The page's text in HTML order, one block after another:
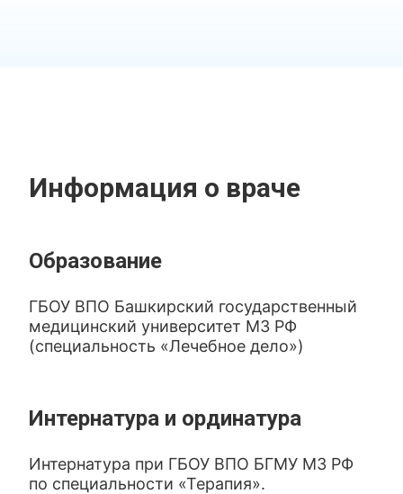
Информация о враче
Образование
ГБОУ ВПО Башкирский государственный
медицинский университет МЗ РФ
(специальность «Лечебное дело»)
Интернатура и ординатура
Интернатура при ГБОУ ВПО БГМУ МЗ РФ
по специальности «Терапия».